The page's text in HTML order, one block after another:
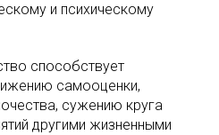
и психическому
способствует
самооценки,
сужению круга
другими жизненными